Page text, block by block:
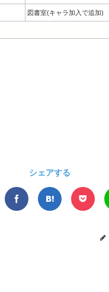
図書室(キャラ加入で追加)
シェアする